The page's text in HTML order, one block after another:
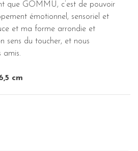
que GOMMU, c’est de pouvoir
émotionnel, sensoriel et
et ma forme arrondie et
sens du toucher, et nous
amis.
cm